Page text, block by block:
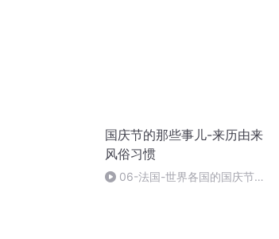
国庆节的那些事儿-来历由来
风俗习惯
06-法国-世界各国的国庆节-